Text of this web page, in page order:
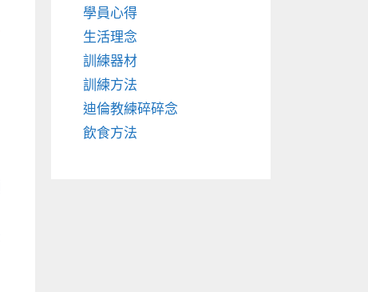
學員心得
生活理念
訓練器材
訓練方法
迪倫教練碎碎念
飲食方法